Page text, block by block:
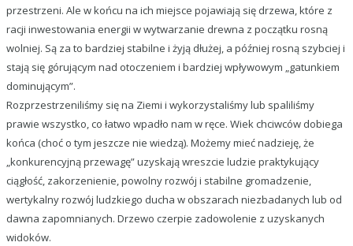
przestrzeni. Ale w końcu na ich miejsce pojawiają się drzewa, które z
racji inwestowania energii w wytwarzanie drewna z początku rosną
wolniej. Są za to bardziej stabilne i żyją dłużej, a później rosną szybciej i
stają się górującym nad otoczeniem i bardziej wpływowym „gatunkiem
dominującym”.
Rozprzestrzeniliśmy się na Ziemi i wykorzystaliśmy lub spaliliśmy
prawie wszystko, co łatwo wpadło nam w ręce. Wiek chciwców dobiega
końca (choć o tym jeszcze nie wiedzą). Możemy mieć nadzieję, że
„konkurencyjną przewagę” uzyskają wreszcie ludzie praktykujący
ciągłość, zakorzenienie, powolny rozwój i stabilne gromadzenie,
wertykalny rozwój ludzkiego ducha w obszarach niezbadanych lub od
dawna zapomnianych. Drzewo czerpie zadowolenie z uzyskanych
widoków.